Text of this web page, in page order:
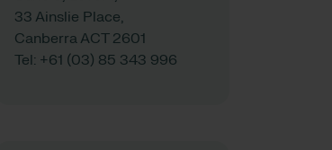
33 Ainslie Place,
Canberra ACT 2601
Tel: +61 (03) 85 343 996